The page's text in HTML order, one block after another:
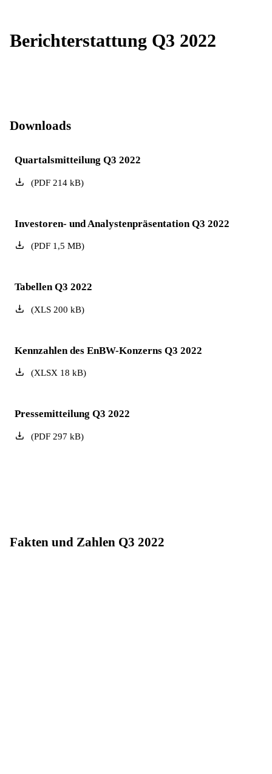
Berichterstattung Q3 2022
Downloads
Quartalsmitteilung Q3 2022
(PDF214 kB)
Investoren- und Analystenpräsentation Q3 2022
(PDF1,5 MB)
Tabellen Q3 2022
(XLS200 kB)
Kennzahlen des EnBW-Konzerns Q3 2022
(XLSX 18 kB)
Pressemitteilung Q3 2022
(PDF297 kB)
Fakten und Zahlen Q3 2022